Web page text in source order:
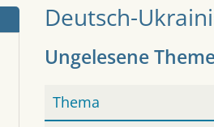
Deutsch-
Ungelesene
Thema